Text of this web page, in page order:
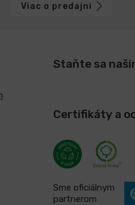
Viac o predajni
Staňte sa
Certifikáty a
Sme oficiálnym
partnerom